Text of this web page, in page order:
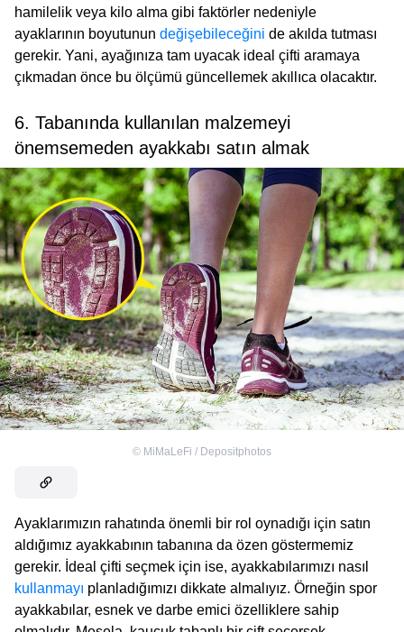
hamilelik veya kilo alma gibi faktörler nedeniyle
ayaklarının boyutunun değişebileceğini de akılda tutması
gerekir. Yani, ayağınıza tam uyacak ideal çifti aramaya
çıkmadan önce bu ölçümü güncellemek akıllıca olacaktır.
6. Tabanında kullanılan malzemeyi
önemsemeden ayakkabı satın almak
© MiMaLeFi / Depositphotos
Ayaklarımızın rahatında önemli bir rol oynadığı için satın
aldığımız ayakkabının tabanına da özen göstermemiz
gerekir. İdeal çifti seçmek için ise, ayakkabılarımızı nasıl
kullanmayı planladığımızı dikkate almalıyız. Örneğin spor
ayakkabılar, esnek ve darbe emici özelliklere sahip